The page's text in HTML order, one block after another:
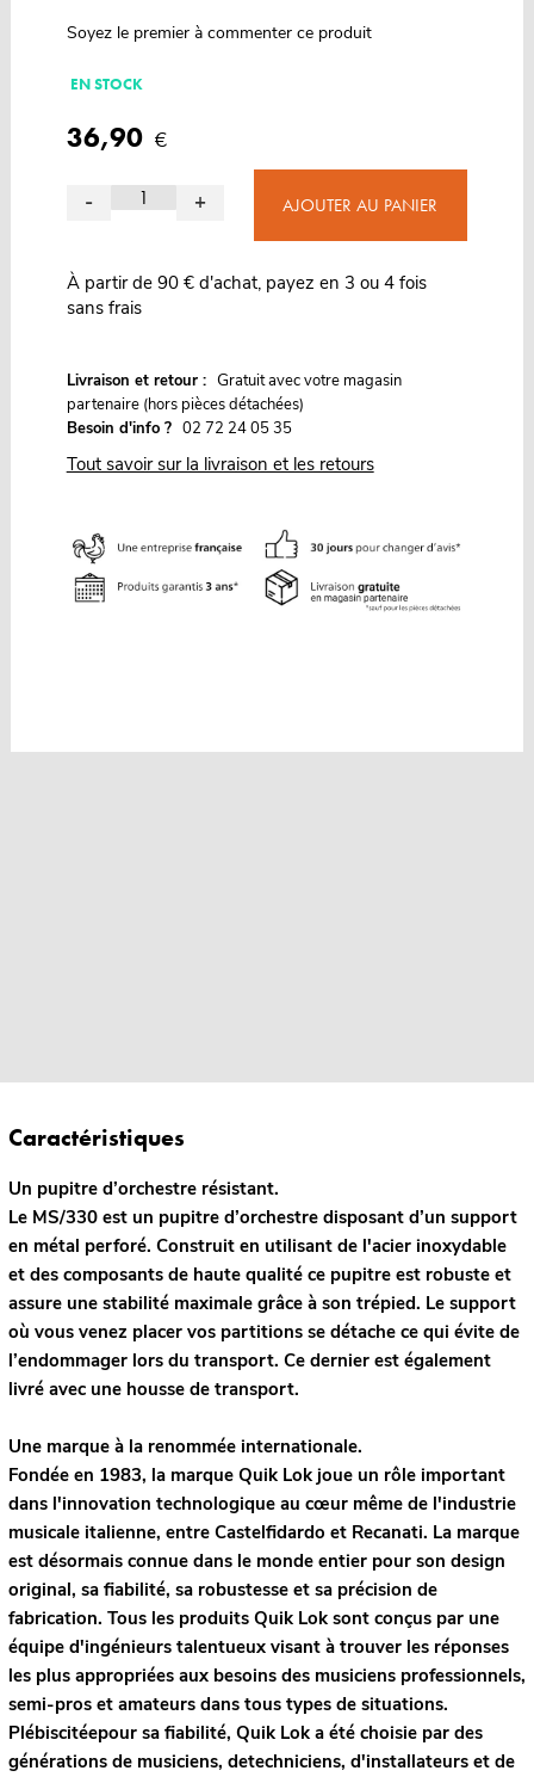
Soyez le premier à commenter ce produit
EN STOCK
36,90 €
- + AJOUTER AU PANIER
À partir de 90 € d'achat, payez en 3 ou 4 fois
sans frais
Livraison et retour : Gratuit avec votre magasin
partenaire (hors pièces détachées)
Besoin d'info ? 02 72 24 05 35
Tout savoir sur la livraison et les retours
Caractéristiques
Un pupitre d’orchestre résistant.
Le MS/330 est un pupitre d’orchestre disposant d’un support
en métal perforé. Construit en utilisant de l'acier inoxydable
et des composants de haute qualité ce pupitre est robuste et
assure une stabilité maximale grâce à son trépied. Le support
où vous venez placer vos partitions se détache ce qui évite de
l’endommager lors du transport. Ce dernier est également
livré avec une housse de transport.
Une marque à la renommée internationale.
Fondée en 1983, la marque Quik Lok joue un rôle important
dans l'innovation technologique au cœur même de l'industrie
musicale italienne, entre Castelfidardo et Recanati. La marque
est désormais connue dans le monde entier pour son design
original, sa fiabilité, sa robustesse et sa précision de
fabrication. Tous les produits Quik Lok sont conçus par une
équipe d'ingénieurs talentueux visant à trouver les réponses
les plus appropriées aux besoins des musiciens professionnels,
semi-pros et amateurs dans tous types de situations.
Plébiscitéepour sa fiabilité, Quik Lok a été choisie par des
générations de musiciens, detechniciens, d'installateurs et de